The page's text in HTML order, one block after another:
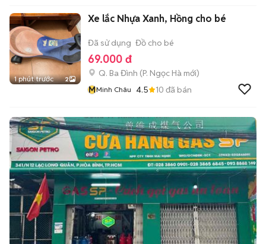
1 phút trước 2
Xe lắc Nhựa Xanh, Hồng cho bé
Đã sử dụng Đồ cho bé
69.000 đ
Q. Ba Đình (P. Ngọc Hà mới)
MMinh Châu 4.5 10 đã bán